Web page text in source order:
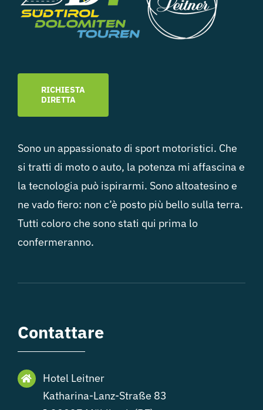
RICHIESTA
DIRETTA
Sono un appassionato di sport motoristici. Che
si tratti di moto o auto, la potenza mi affascina e
la tecnologia può ispirarmi. Sono altoatesino e
ne vado fiero: non c’è posto più bello sulla terra.
Tutti coloro che sono stati qui prima lo
confermeranno.
Contattare
Hotel Leitner
Katharina-Lanz-Straße 83